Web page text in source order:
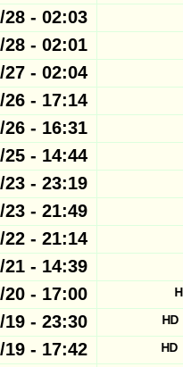
02:03 - 2016/01/28
02:01 - 2016/01/28
02:04 - 2016/01/27
17:14 - 2016/01/26
16:31 - 2016/01/26
14:44 - 2016/01/25
23:19 - 2016/01/23
21:49 - 2016/01/23
21:14 - 2016/01/22
14:39 - 2016/01/21
17:00 - 2016/01/20
23:30 - 2016/01/19
17:42 - 2016/01/19